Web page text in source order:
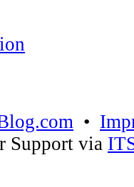
•
Support via